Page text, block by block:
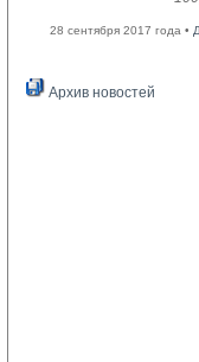
28 сентября 2017 года •
Архив новостей